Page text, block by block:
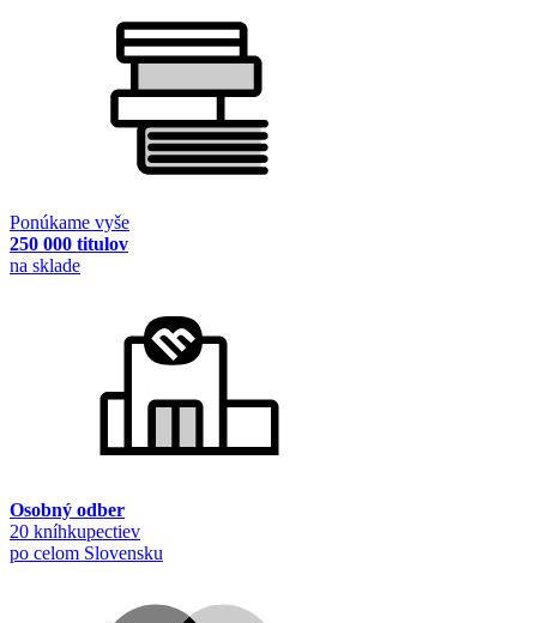
Ponúkame vyše
250 000 titulov
na sklade
Osobný odber
20 kníhkupectiev
po celom Slovensku